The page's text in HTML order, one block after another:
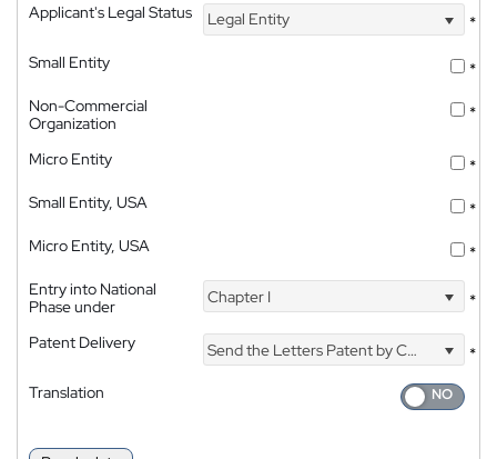
Applicant's Legal Status
Legal Entity
*
Small Entity
*
Non-Commercial
Organization
*
Micro Entity
*
Small Entity, USA
*
Micro Entity, USA
*
Entry into National
Phase under
Chapter I *
Patent Delivery Send the Letters Patent by Courier
*
Translation